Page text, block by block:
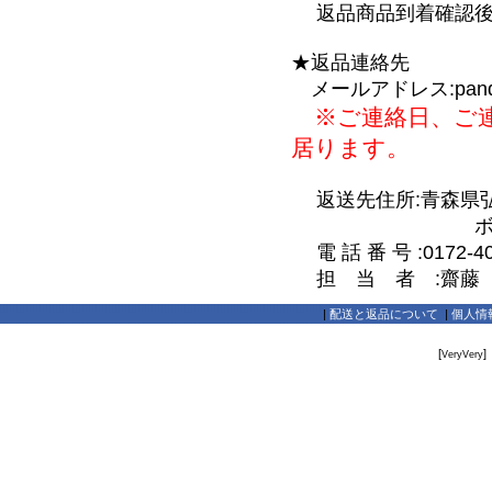
返品商品到着確認後
★返品連絡先
メールアドレス
※ご連絡日、ご
居ります。
返送先住所:青森県
ボワヴェ
電 話 番 号 :0172-
担 当 者 :齋藤
配送と返品について 個人情
[VeryVery]